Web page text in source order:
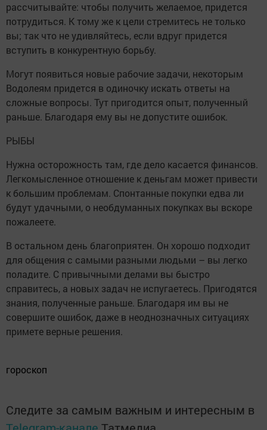
рассчитывайте: чтобы получить желаемое, придется
потрудиться. К тому же к цели стремитесь не только
вы; так что не удивляйтесь, если вдруг придется
вступить в конкурентную борьбу.
Могут появиться новые рабочие задачи, некоторым
Водолеям придется в одиночку искать ответы на
сложные вопросы. Тут пригодится опыт, полученный
раньше. Благодаря ему вы не допустите ошибок.
РЫБЫ
Нужна осторожность там, где дело касается финансов.
Легкомысленное отношение к деньгам может привести
к большим проблемам. Спонтанные покупки едва ли
будут удачными, о необдуманных покупках вы вскоре
пожалеете.
В остальном день благоприятен. Он хорошо подходит
для общения с самыми разными людьми – вы легко
поладите. С привычными делами вы быстро
справитесь, а новых задач не испугаетесь. Пригодятся
знания, полученные раньше. Благодаря им вы не
совершите ошибок, даже в неоднозначных ситуациях
примете верные решения.
гороскоп
Следите за самым важным и интересным в